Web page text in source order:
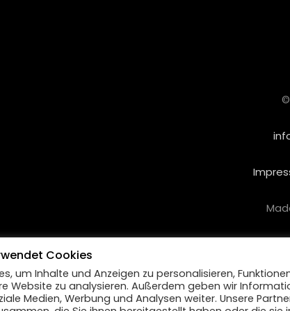
Cookies
um Inhalte und Anzeigen zu personalisieren,
Website zu analysieren. Außerdem geben wir
Medien, Werbung und Analysen weiter. Unsere